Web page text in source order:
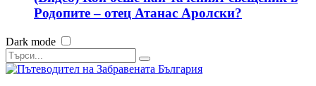
Родопите – отец Атанас Аролски?
Dark mode